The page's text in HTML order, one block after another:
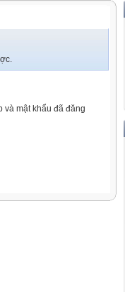
và mật khẩu đã đăng